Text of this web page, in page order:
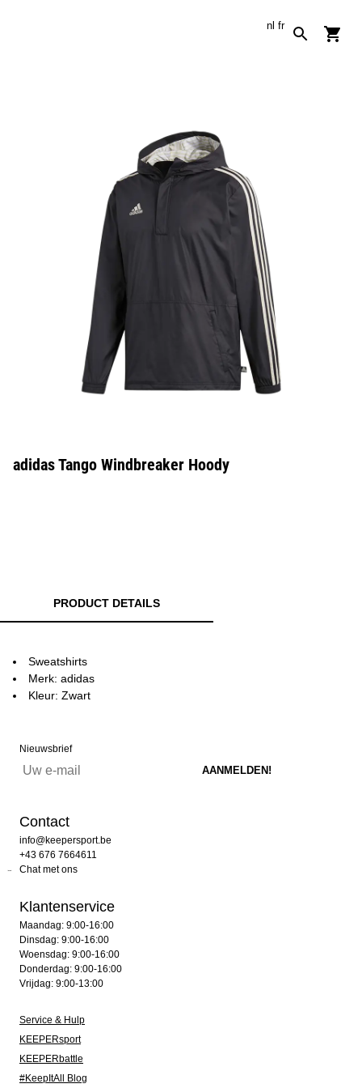
nl fr
adidas Tango Windbreaker Hoody
PRODUCT DETAILS
Sweatshirts
Merk: adidas
Kleur: Zwart
Nieuwsbrief
Contact
info@keepersport.be
+43 676 7664611
Chat met ons
Klantenservice
Maandag: 9:00-16:00
Dinsdag: 9:00-16:00
Woensdag: 9:00-16:00
Donderdag: 9:00-16:00
Vrijdag: 9:00-13:00
Service & Hulp
KEEPERsport
KEEPERbattle
#KeepItAll Blog